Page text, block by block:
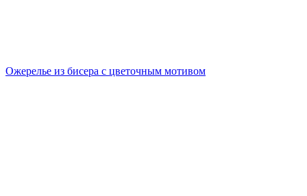
Ожерелье из бисера с цветочным мотивом